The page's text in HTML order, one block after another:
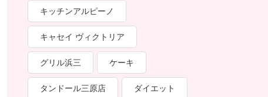
キッチンアルピーノ
キャセイ ヴィクトリア
グリル浜三 ケーキ
タンドール三原店 ダイエット